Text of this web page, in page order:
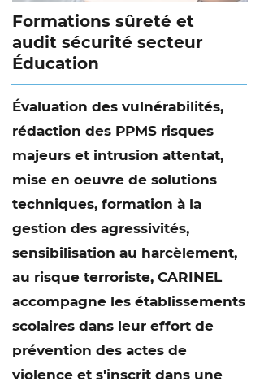
Formations sûreté et
audit sécurité secteur
Éducation
Évaluation des vulnérabilités,
rédaction des PPMS risques
majeurs et intrusion attentat,
mise en oeuvre de solutions
techniques, formation à la
gestion des agressivités,
sensibilisation au harcèlement,
au risque terroriste, CARINEL
accompagne les établissements
scolaires dans leur effort de
prévention des actes de
violence et s'inscrit dans une